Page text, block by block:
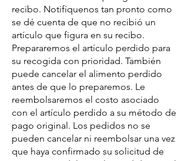
recibo. Notifíquenos tan pronto como
se dé cuenta de que no recibió un
artículo que figura en su recibo.
Prepararemos el artículo perdido para
su recogida con prioridad. También
puede cancelar el alimento perdido
antes de que lo preparemos. Le
reembolsaremos el costo asociado
con el artículo perdido a su método de
pago original. Los pedidos no se
pueden cancelar ni reembolsar una vez
que haya confirmado su solicitud de